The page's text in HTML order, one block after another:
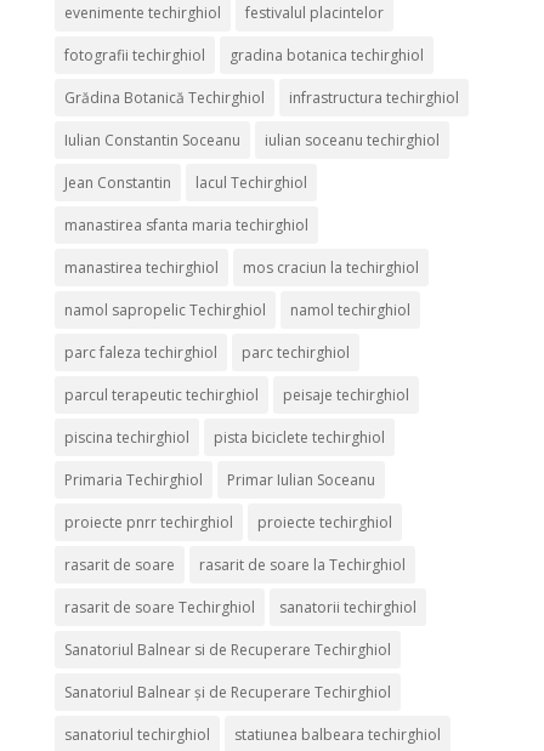
evenimente techirghiol festivalul placintelor
fotografii techirghiol gradina botanica techirghiol
Grădina Botanică Techirghiol infrastructura techirghiol
Iulian Constantin Soceanu iulian soceanu techirghiol
Jean Constantin lacul Techirghiol
manastirea sfanta maria techirghiol
manastirea techirghiol mos craciun la techirghiol
namol sapropelic Techirghiol namol techirghiol
parc faleza techirghiol parc techirghiol
parcul terapeutic techirghiol peisaje techirghiol
piscina techirghiol pista biciclete techirghiol
Primaria Techirghiol Primar Iulian Soceanu
proiecte pnrr techirghiol proiecte techirghiol
rasarit de soare rasarit de soare la Techirghiol
rasarit de soare Techirghiol sanatorii techirghiol
Sanatoriul Balnear si de Recuperare Techirghiol
Sanatoriul Balnear și de Recuperare Techirghiol
sanatoriul techirghiol statiunea balbeara techirghiol